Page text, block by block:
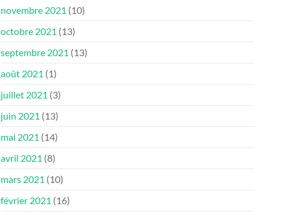
novembre 2021 (10)
octobre 2021 (13)
septembre 2021 (13)
août 2021 (1)
juillet 2021 (3)
juin 2021 (13)
mai 2021 (14)
avril 2021 (8)
mars 2021 (10)
février 2021 (16)